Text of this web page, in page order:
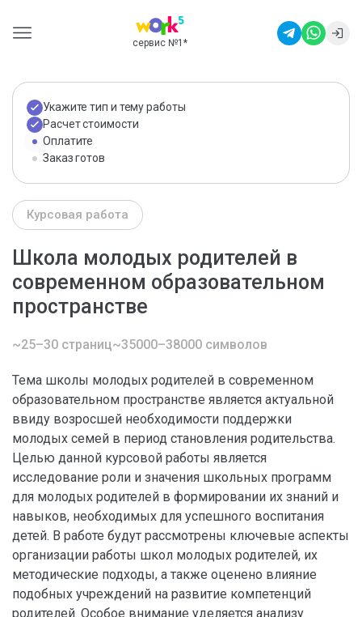
сервис №1 *
Укажите тип и тему работы
Расчет стоимости
Оплатите
Заказ готов
Курсовая работа
Школа молодых родителей в
современном образовательном
пространстве
~25–30 страниц~35000–38000 символов
Тема школы молодых родителей в современном
образовательном пространстве является актуальной
ввиду возросшей необходимости поддержки
молодых семей в период становления родительства.
Целью данной курсовой работы является
исследование роли и значения школьных программ
для молодых родителей в формировании их знаний и
навыков, необходимых для успешного воспитания
детей. В работе будут рассмотрены ключевые аспекты
организации работы школ молодых родителей, их
методические подходы, а также оценено влияние
подобных учреждений на развитие компетенций
родителей. Особое внимание уделяется анализу